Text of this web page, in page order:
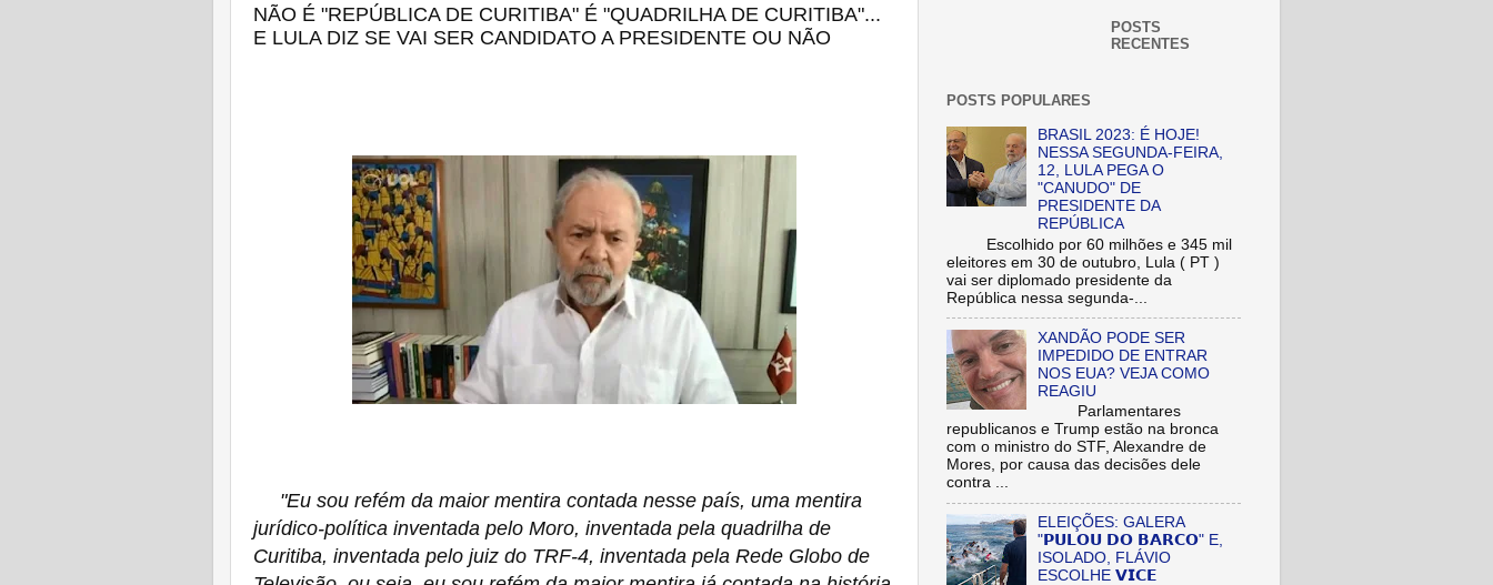
NÃO É "REPÚBLICA DE CURITIBA" É "QUADRILHA DE CURITIBA"...
E LULA DIZ SE VAI SER CANDIDATO A PRESIDENTE OU NÃO
"Eu sou refém da maior mentira contada nesse país, uma mentira
jurídico-política inventada pelo Moro, inventada pela quadrilha de
Curitiba, inventada pelo juiz do TRF-4, inventada pela Rede Globo de
POSTS
RECENTES
POSTS POPULARES
BRASIL 2023: É HOJE!
NESSA SEGUNDA-FEIRA,
12, LULA PEGA O
"CANUDO" DE
PRESIDENTE DA
REPÚBLICA
Escolhido por 60 milhões e 345 mil
eleitores em 30 de outubro, Lula ( PT )
vai ser diplomado presidente da
República nessa segunda-...
XANDÃO PODE SER
IMPEDIDO DE ENTRAR
NOS EUA? VEJA COMO
REAGIU
Parlamentares
republicanos e Trump estão na bronca
com o ministro do STF, Alexandre de
Mores, por causa das decisões dele
contra ...
ELEIÇÕES: GALERA
"𝗣𝗨𝗟𝗢𝗨 𝗗𝗢 𝗕𝗔𝗥𝗖𝗢" E,
ISOLADO, FLÁVIO
ESCOLHE 𝗩𝗜𝗖𝗘